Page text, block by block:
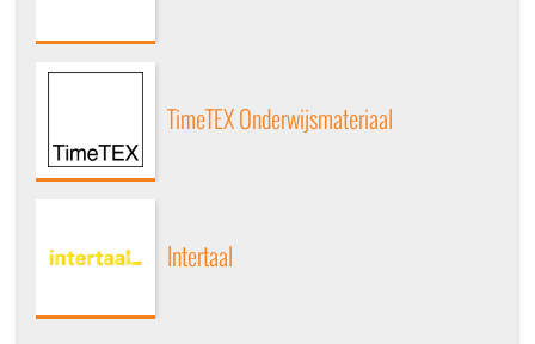
TimeTEX Onderwijsmateriaal
Intertaal